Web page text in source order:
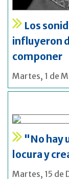
Los
influyeron
componer
Martes, 1 de
"No hay
locura y
Martes, 15 de